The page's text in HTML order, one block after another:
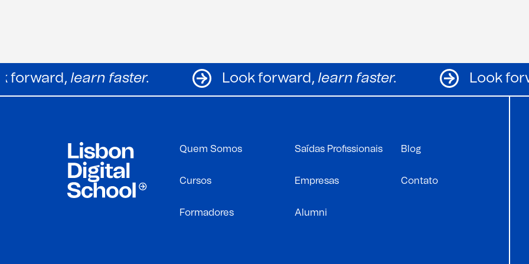
Look forward,learn faster. Look forward,learn faster.
Quem Somos Saídas Profissionais Blog
Cursos Empresas Contato
Formadores Alumni